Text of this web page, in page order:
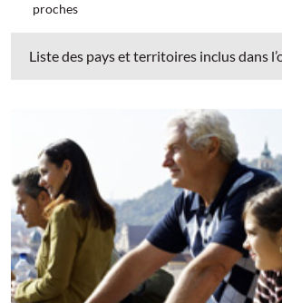
proches
Liste des pays et territoires inclus dans